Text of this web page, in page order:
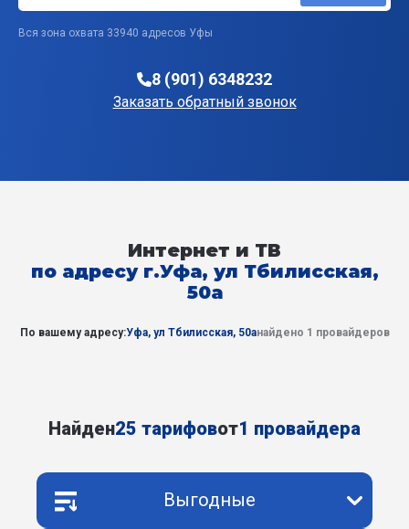
Вся зона охвата 33940 адресов Уфы
8 (901) 6348232
Заказать обратный звонок
Интернет и ТВ
по адресу г.Уфа, ул Тбилисская,
50а
По вашему адресу:Уфа, ул Тбилисская, 50анайдено 1 провайдеров
Найден25 тарифовот1 провайдера
Выгодные